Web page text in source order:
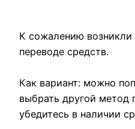
К сожалению
переводе средств.
Как вариант: можно
выбрать другой метод
убедитесь в наличии